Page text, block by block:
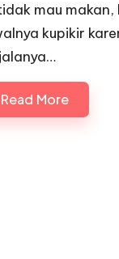
mau makan,
kupikir
Read More